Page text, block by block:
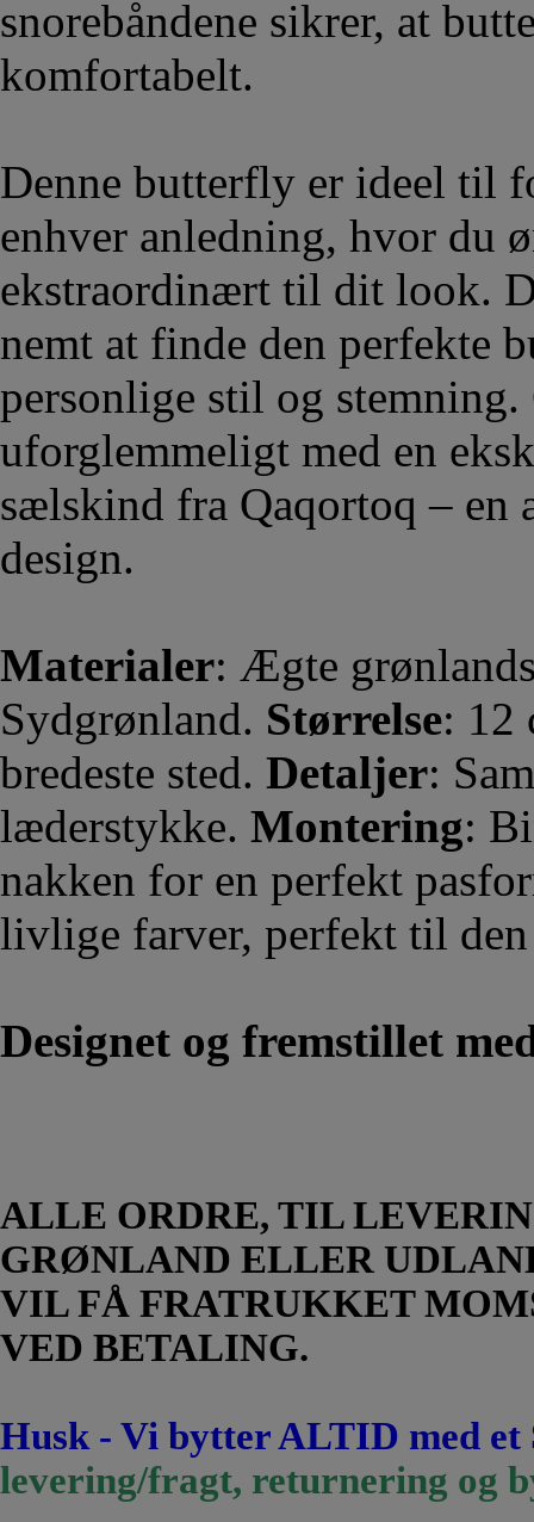
snorebåndene sikrer, at
komfortabelt.
Denne butterfly er ideel til
enhver anledning, hvor du
ekstraordinært til dit look.
nemt at finde den perfekte
personlige stil og
uforglemmeligt med en
sælskind fra Qaqortoq –
design.
Materialer: Ægte
Sydgrønland. Størrelse: 12
bredeste sted. Detaljer:
læderstykke. Montering:
nakken for en perfekt
livlige farver, perfekt til
Designet og fremstillet
ALLE ORDRE, TIL
GRØNLAND ELLER
VIL FÅ FRATRUKKET
VED BETALING.
Husk - Vi bytter ALTID med
levering/fragt, returnering og